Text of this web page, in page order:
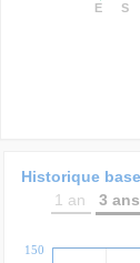
E S
Historique
1 an
3 ans
150